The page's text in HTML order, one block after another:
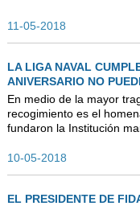
LIBRO DE VISITAS
11-05-2018
LA LIGA NAVAL
ANIVERSARIO NO
En medio de la mayor
recogimiento es el
fundaron la Institución
10-05-2018
EL PRESIDENTE DE